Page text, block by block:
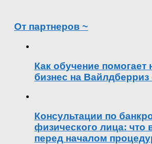
От партнеров ~
Как обучение помогает
бизнес на Вайлдберриз
Консультации по
физического лица: что
перед началом